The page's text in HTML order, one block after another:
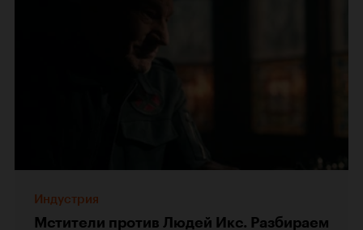
Индустрия
Мстители против Людей Икс. Разбираем